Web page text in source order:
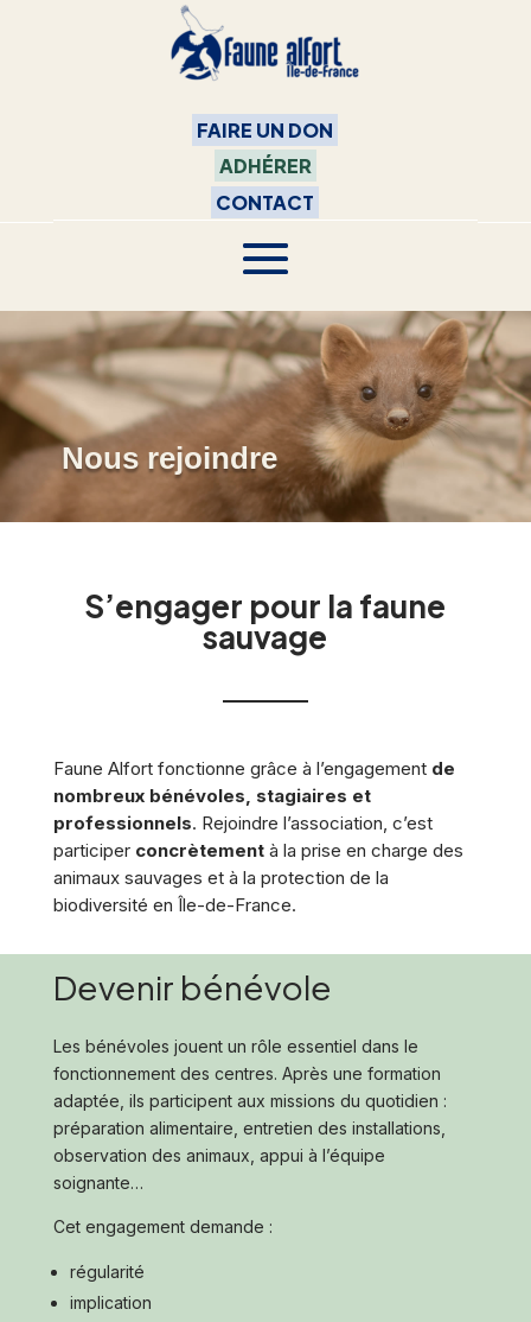
FAIRE UN DON
ADHÉRER
CONTACT
Nous rejoindre
S’engager pour la faune
sauvage
Faune Alfort fonctionne grâce à l’engagement de
nombreux bénévoles, stagiaires et
professionnels. Rejoindre l’association, c’est
participer concrètementà la prise en charge des
animaux sauvages et à la protection de la
biodiversité en Île-de-France.
Devenir bénévole
Les bénévoles jouent un rôle essentiel dans le
fonctionnement des centres. Après une formation
adaptée, ils participent aux missions du quotidien :
préparation alimentaire, entretien des installations,
observation des animaux, appui à l’équipe
soignante…
Cet engagement demande :
régularité
implication